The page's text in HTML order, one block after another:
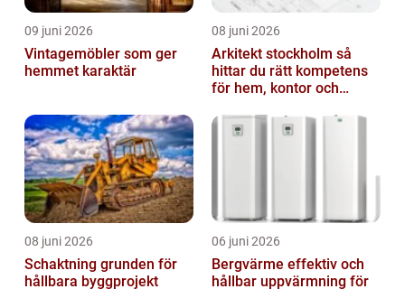
09 juni 2026
Vintagemöbler som ger
hemmet karaktär
08 juni 2026
Arkitekt stockholm så
hittar du rätt kompetens
för hem, kontor och
08 juni 2026
Schaktning grunden för
hållbara byggprojekt
06 juni 2026
Bergvärme effektiv och
hållbar uppvärmning för